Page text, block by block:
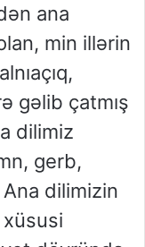
ana
min illərin
gəlib çatmış
dilimiz
gerb,
dilimizin